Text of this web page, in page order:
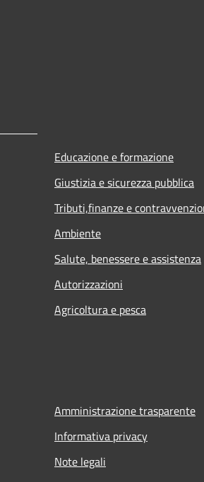
Educazione e formazione
Giustizia e sicurezza pubblica
Tributi,finanze e
Ambiente
Salute, benessere e assistenza
Autorizzazioni
Agricoltura e pesca
Amministrazione trasparente
Informativa privacy
Note legali